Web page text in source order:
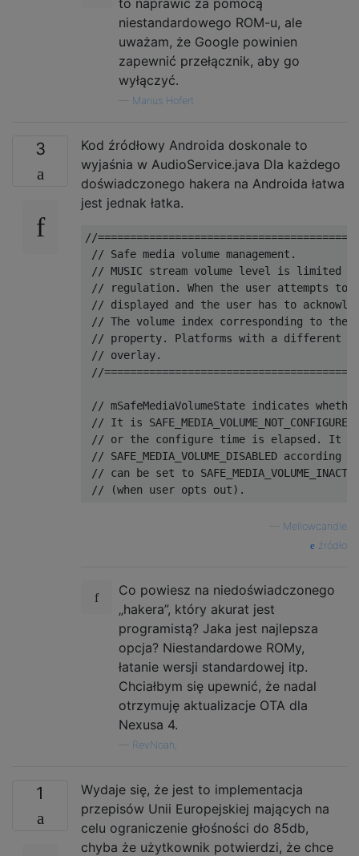
niestandardowego ROM-u, ale
uważam, że Google powinien
zapewnić przełącznik, aby go
wyłączyć.
Marius Hofert
3
Kod źródłowy Androida doskonale to
wyjaśnia w AudioService.java Dla każdego
doświadczonego hakera na Androida łatwa
jest jednak łatka.
//
// Safe media volume management.
// MUSIC stream volume level is limited
// regulation. When the user attempts to
// displayed and the user has to
// The volume index corresponding to the
// property. Platforms with a different
// overlay.
//
// mSafeMediaVolumeState indicates
// It is
// or the configure time is elapsed. It is
// SAFE_MEDIA_VOLUME_DISABLED
// can be set to
Mellowcandle
źródło
Co powiesz na niedoświadczonego
„hakera”, który akurat jest
programistą? Jaka jest najlepsza
opcja? Niestandardowe ROMy,
łatanie wersji standardowej itp.
Chciałbym się upewnić, że nadal
otrzymuję aktualizacje OTA dla
Nexusa 4.
RevNoah,
1
Wydaje się, że jest to implementacja
przepisów Unii Europejskiej mających na
celu ograniczenie głośności do 85db,
chyba że użytkownik potwierdzi, że chce